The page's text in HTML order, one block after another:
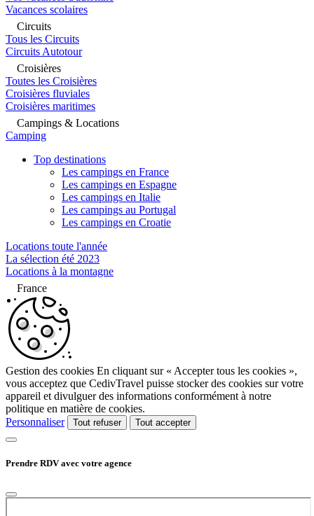
Vacances scolaires
Circuits
Tous les Circuits
Circuits Autotour
Croisières
Toutes les Croisières
Croisières fluviales
Croisières maritimes
Campings & Locations
Camping
Top destinations
Les campings en France
Les campings en Espagne
Les campings en Italie
Les campings au Portugal
Les campings en Croatie
Locations toute l'année
La sélection été 2023
Locations à la montagne
France
Gestion des cookies En cliquant sur « Accepter tous les cookies »,
vous acceptez que CedivTravel puisse stocker des cookies sur votre
appareil et divulguer des informations conformément à notre
politique en matière de cookies.
Personnaliser
Tout refuser Tout accepter
Prendre RDV avec votre agence